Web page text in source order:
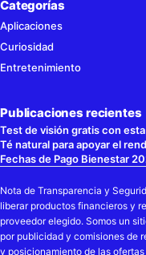
Categorías
Aplicaciones
Curiosidad
Entretenimiento
Publicaciones recientes
Test de visión gratis con
Té natural para apoyar el
Fechas de Pago Bienestar
Nota de Transparencia y
liberar productos financieros y
proveedor elegido. Somos un
por publicidad y comisiones de
y posicionamiento de las